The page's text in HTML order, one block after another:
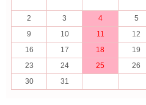
2
3 4 5
9
10 11 12
16
17 18 19
23
24 25 26
30
31